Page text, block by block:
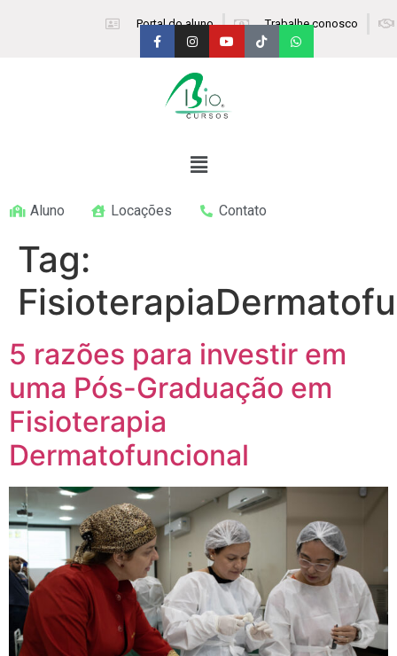
Portal do aluno Trabalhe conosco
Aluno Locações Contato
Tag:
5 razões para investir em
uma Pós-Graduação em
Fisioterapia
Dermatofuncional